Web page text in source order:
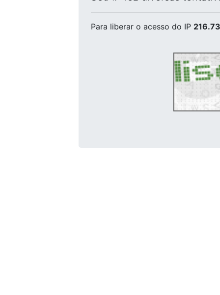
Para liberar o acesso do IP